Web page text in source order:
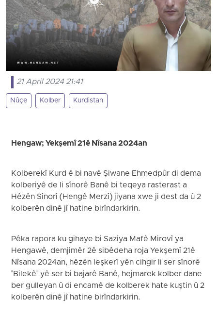
21 April 2024 21:41
Nûçe Kolber Kurdistan
Hengaw; Yekşemî 21ê Nîsana 2024an
Kolberekî Kurd ê bi navê Şiwane Ehmedpûr di dema
kolberiyê de li sînorê Banê bi teqeya rasterast a
Hêzên Sînorî (Hengê Merzî) jiyana xwe ji dest da û 2
kolberên dinê jî hatine birîndarkirin.
Pêka rapora ku gihaye bi Saziya Mafê Mirovî ya
Hengawê, demjimêr 2ê sibêdeha roja Yekşemî 21ê
Nîsana 2024an, hêzên leşkerî yên cihgir li ser sînorê
"Bilekê" yê ser bi bajarê Banê, hejmarek kolber dane
ber gulleyan û di encamê de kolberek hate kuştin û 2
kolberên dinê jî hatine birîndarkirin.